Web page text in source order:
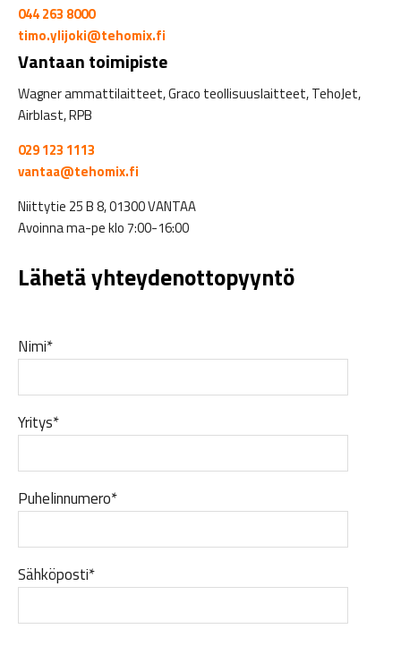
044 263 8000
timo.ylijoki@tehomix.fi
Vantaan toimipiste
Wagner ammattilaitteet, Graco teollisuuslaitteet, TehoJet,
Airblast, RPB
029 123 1113
vantaa@tehomix.fi
Niittytie 25 B 8, 01300 VANTAA
Avoinna ma-pe klo 7:00-16:00
Lähetä yhteydenottopyyntö
Nimi*
Yritys*
Puhelinnumero*
Sähköposti*